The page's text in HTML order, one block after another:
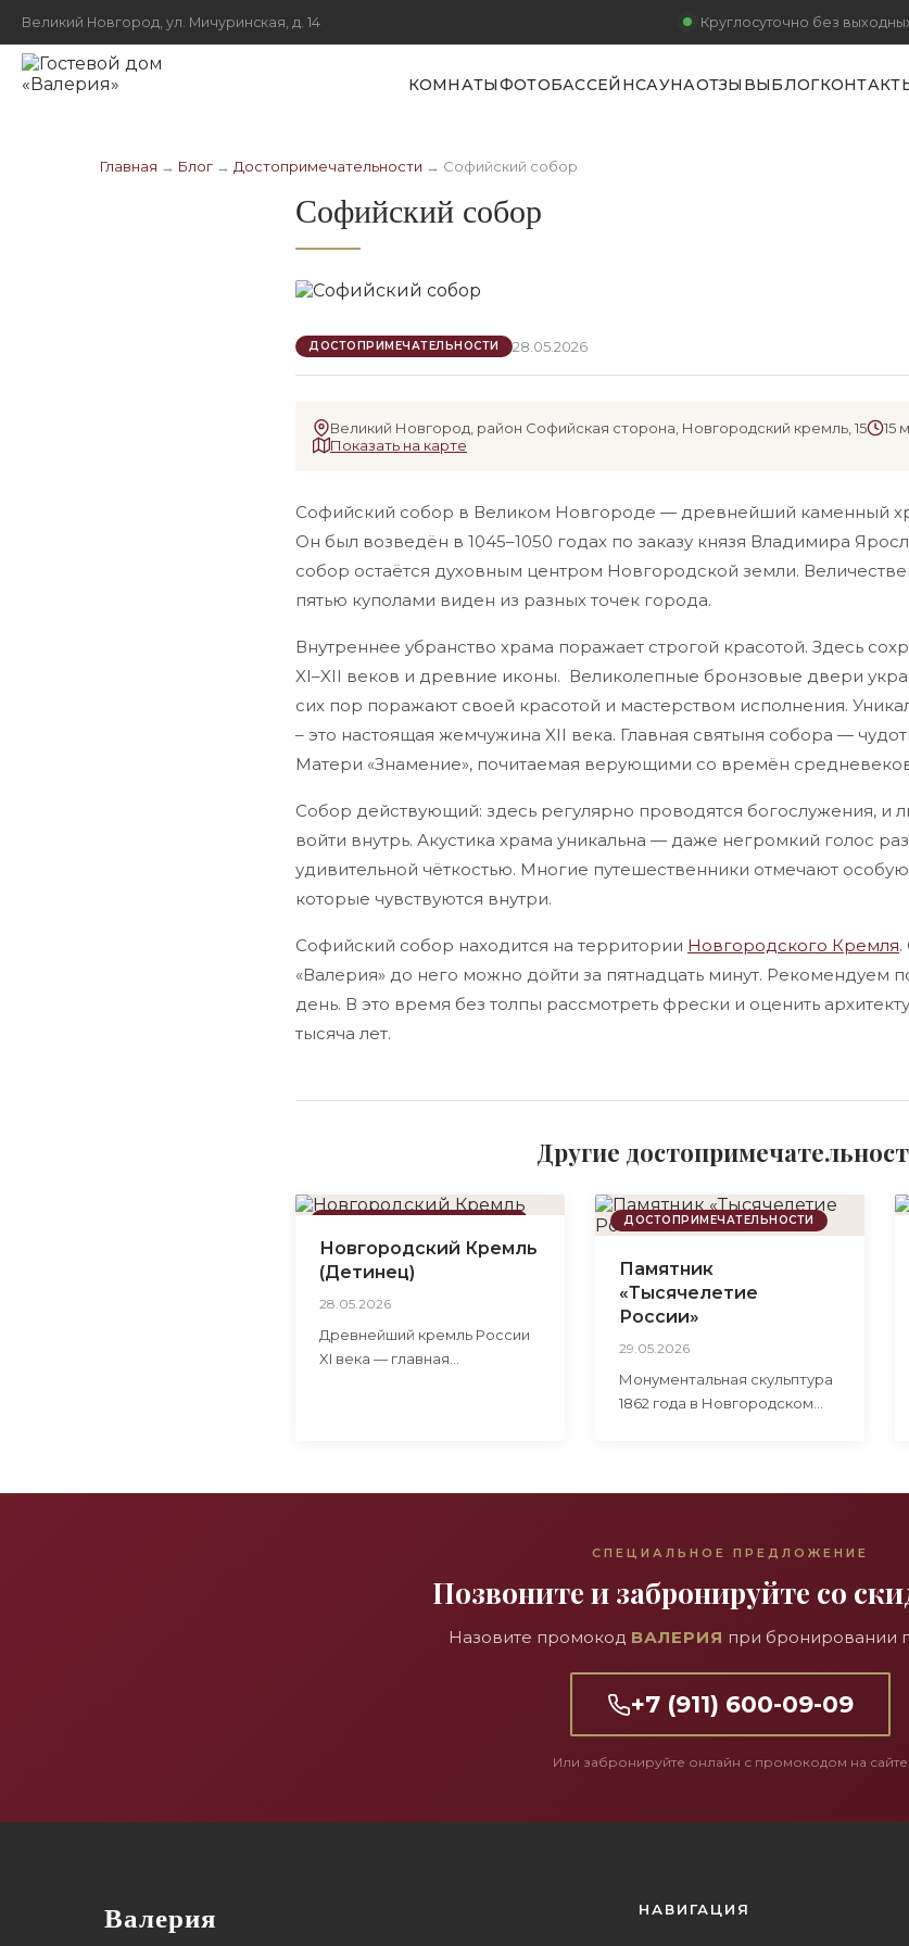
Великий Новгород, ул. Мичуринская, д. 14 Круглосуточно без
КОМНАТЫФОТОБАССЕЙНСАУНАОТЗЫВЫБЛОГ
Главная → Блог → Достопримечательности → Софийский собор
Софийский собор
ДОСТОПРИМЕЧАТЕЛЬНОСТИ 28.05.2026
Великий Новгород, район Софийская сторона, Новгородский кремль, 15
15
Показать на карте
Софийский собор в Великом Новгороде — древнейший каменный
Он был возведён в 1045–1050 годах по заказу князя Владимира
собор остаётся духовным центром Новгородской земли.
пятью куполами виден из разных точек города.
Внутреннее убранство храма поражает строгой красотой. Здесь
XI–XII веков и древние иконы. Великолепные бронзовые двери
сих пор поражают своей красотой и мастерством исполнения.
– это настоящая жемчужина XII века. Главная святыня собора —
Матери «Знамение», почитаемая верующими со времён
Собор действующий: здесь регулярно проводятся богослужения, и
войти внутрь. Акустика храма уникальна — даже негромкий голос
удивительной чёткостью. Многие путешественники отмечают
которые чувствуются внутри.
Софийский собор находится на территории Новгородского Кремля.
«Валерия» до него можно дойти за пятнадцать минут. Рекомендуем
день. В это время без толпы рассмотреть фрески и оценить
тысяча лет.
Другие
ДОСТОПРИМЕЧАТЕЛЬНОСТИ
Новгородский Кремль
(Детинец)
28.05.2026
Древнейший кремль России
XI века — главная
ДОСТОПРИМЕЧАТЕЛЬНОСТИ
Памятник
«Тысячелетие
России»
29.05.2026
Монументальная скульптура
1862 года в Новгородском
СПЕЦИАЛЬНОЕ ПРЕДЛОЖЕНИЕ
Позвоните и забронируйте со
Назовите промокод ВАЛЕРИЯ при бронировании
+7 (911) 600-09-09
Или забронируйте онлайн с промокодом на сайте
Валерия НАВИГАЦИЯ